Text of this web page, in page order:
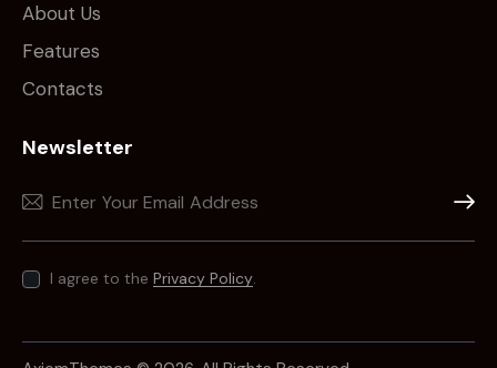
About Us
Features
Contacts
Newsletter
I agree to the Privacy Policy.